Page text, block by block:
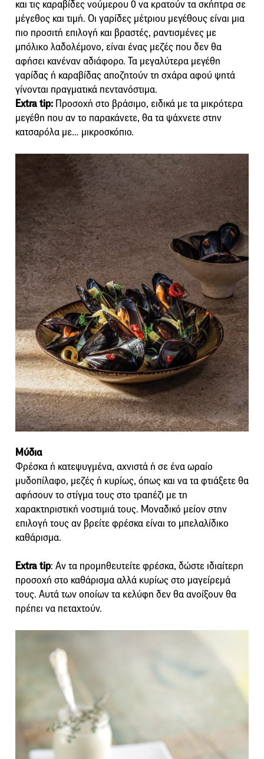
και τις καραβίδες νούμερου 0 να κρατούν τα σκήπτρα σε
μέγεθος και τιμή. Οι γαρίδες μέτριου μεγέθους είναι μια
πιο προσιτή επιλογή και βραστές, ραντισμένες με
μπόλικο λαδολέμονο, είναι ένας μεζές που δεν θα
αφήσει κανέναν αδιάφορο. Τα μεγαλύτερα μεγέθη
γαρίδας ή καραβίδας αποζητούν τη σχάρα αφού ψητά
γίνονται πραγματικά πεντανόστιμα.
Extra tip: Προσοχή στο βράσιμο, ειδικά με τα μικρότερα
μεγέθη που αν το παρακάνετε, θα τα ψάχνετε στην
κατσαρόλα με… μικροσκόπιο.
Μύδια
Φρέσκα ή κατεψυγμένα, αχνιστά ή σε ένα ωραίο
μυδοπίλαφο, μεζές ή κυρίως, όπως και να τα φτιάξετε θα
αφήσουν το στίγμα τους στο τραπέζι με τη
χαρακτηριστική νοστιμιά τους. Μοναδικό μείον στην
επιλογή τους αν βρείτε φρέσκα είναι το μπελαλίδικο
καθάρισμα.
Extra tip: Αν τα προμηθευτείτε φρέσκα, δώστε ιδιαίτερη
προσοχή στο καθάρισμα αλλά κυρίως στο μαγείρεμά
τους. Αυτά των οποίων τα κελύφη δεν θα ανοίξουν θα
πρέπει να πεταχτούν.